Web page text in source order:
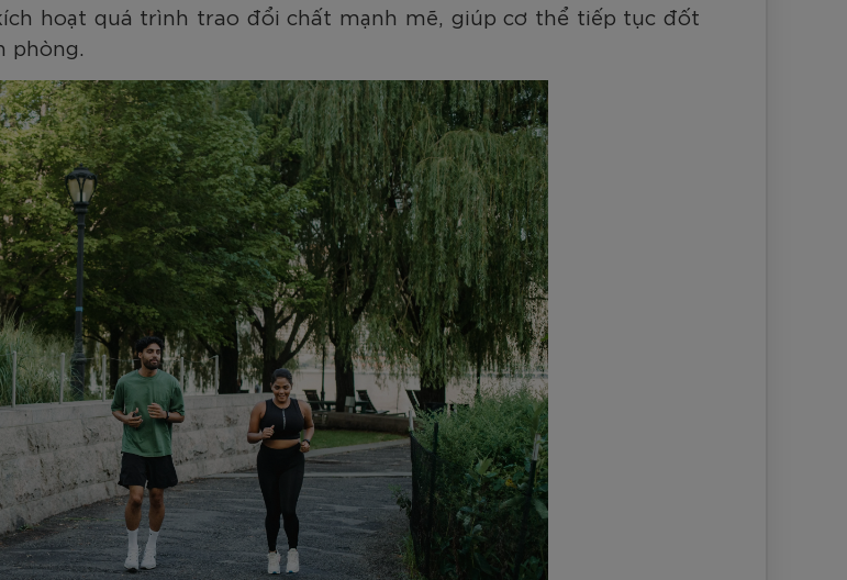
hoạt quá trình trao đổi chất mạnh mẽ, giúp cơ thể tiếp tục đốt
phòng.